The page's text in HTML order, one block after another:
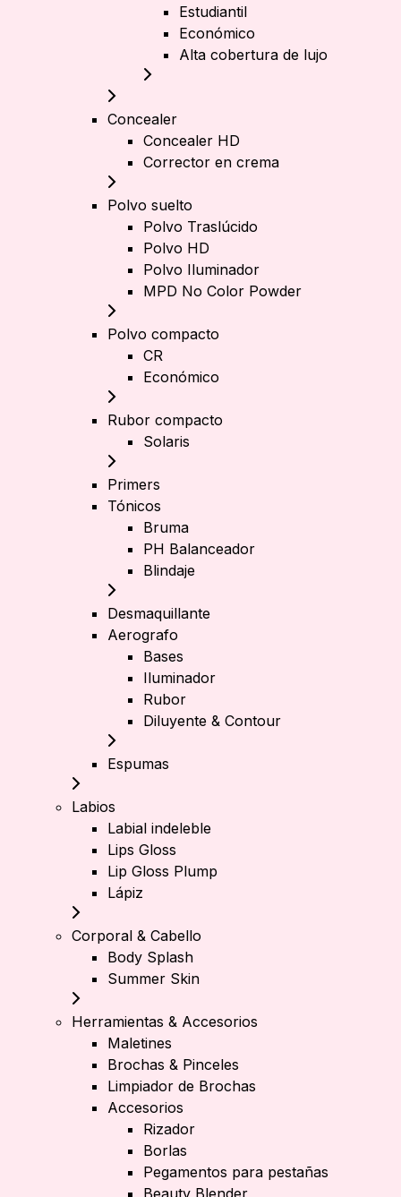
Estudiantil
Económico
Alta cobertura de lujo
Concealer
Concealer HD
Corrector en crema
Polvo suelto
Polvo Traslúcido
Polvo HD
Polvo Iluminador
MPD No Color Powder
Polvo compacto
CR
Económico
Rubor compacto
Solaris
Primers
Tónicos
Bruma
PH Balanceador
Blindaje
Desmaquillante
Aerografo
Bases
Iluminador
Rubor
Diluyente & Contour
Espumas
Labios
Labial indeleble
Lips Gloss
Lip Gloss Plump
Lápiz
Corporal & Cabello
Body Splash
Summer Skin
Herramientas & Accesorios
Maletines
Brochas & Pinceles
Limpiador de Brochas
Accesorios
Rizador
Borlas
Pegamentos para pestañas
Beauty Blender